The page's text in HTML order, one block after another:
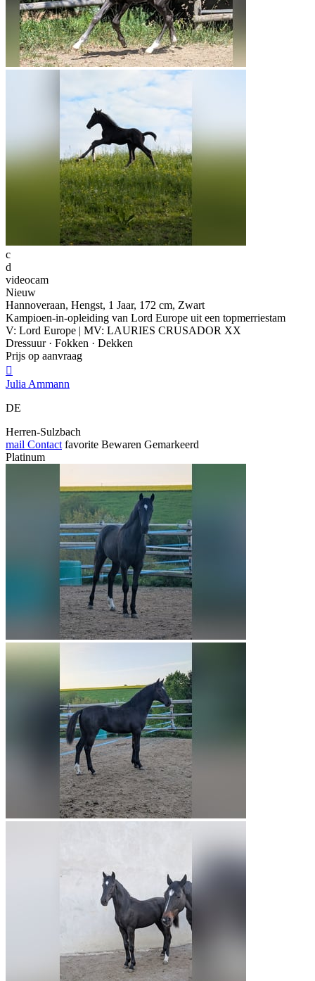
c
d
videocam
Nieuw
Hannoveraan, Hengst, 1 Jaar, 172 cm, Zwart
Kampioen-in-opleiding van Lord Europe uit een topmerriestam
V: Lord Europe | MV: LAURIES CRUSADOR XX
Dressuur · Fokken · Dekken
Prijs op aanvraag

Julia Ammann
DE
Herren-Sulzbach
mail Contact favorite Bewaren Gemarkeerd
Platinum